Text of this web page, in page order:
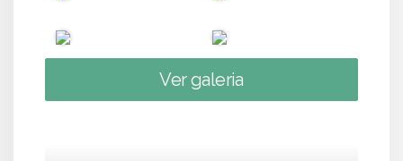
Ver galeria